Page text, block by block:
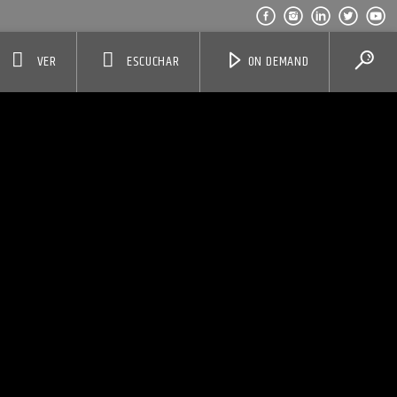
ON DEMAND
ESCUCHAR
VER